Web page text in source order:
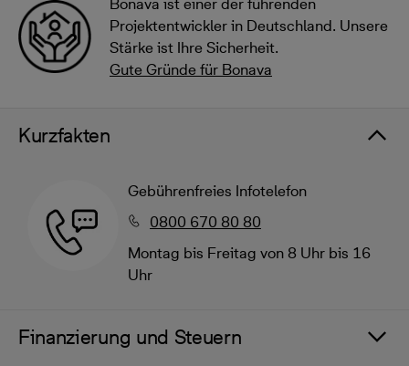
Bonava ist einer der führenden
Projektentwickler in Deutschland. Unsere
Stärke ist Ihre Sicherheit.
Gute Gründe für Bonava
Kurzfakten
Gebührenfreies Infotelefon
0800 670 80 80
Montag bis Freitag von 8 Uhr bis 16
Uhr
Finanzierung und Steuern